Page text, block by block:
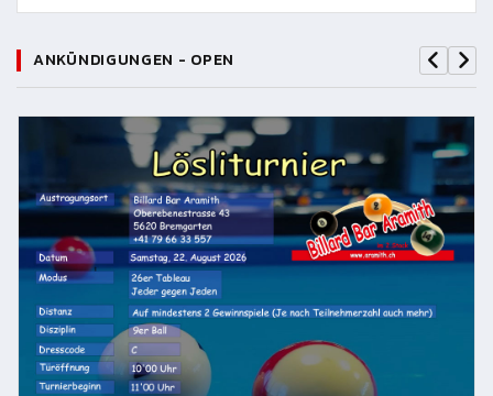
ANKÜNDIGUNGEN - OPEN